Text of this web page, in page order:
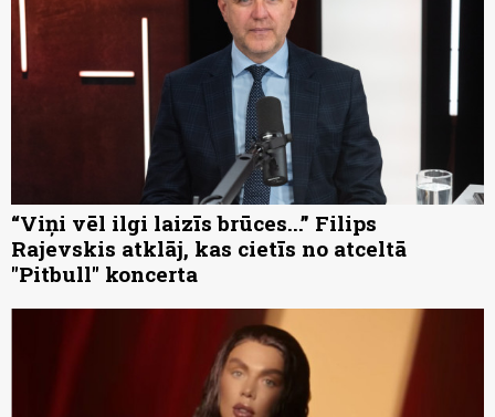
“Viņi vēl ilgi laizīs brūces...” Filips
Rajevskis atklāj, kas cietīs no atceltā
"Pitbull" koncerta